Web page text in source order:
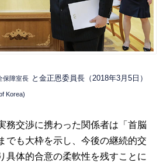
保障室長 と金正恩委員長（2018年3月5日）
Korea)
務交渉に携わった関係者は「首脳
でも大枠を示し、今後の継続的交
具体的合意の柔軟性を残すことに